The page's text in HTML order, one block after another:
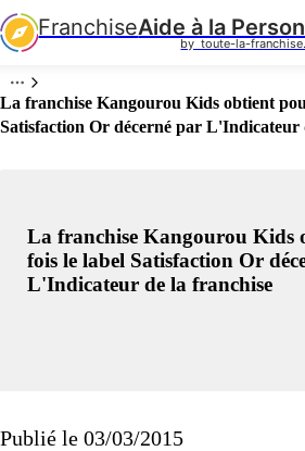
FranchiseAide à la
by  toute-la-
La franchise Kangourou Kids obtient
Satisfaction Or décerné par L'Indicateur
La franchise Kangourou Kids
fois le label Satisfaction Or
L'Indicateur de la franchise
Publié le 03/03/2015